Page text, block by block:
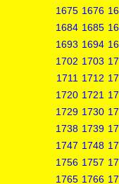
1675 1676
1684 1685
1693 1694
1702 1703
1711 1712
1720 1721
1729 1730
1738 1739
1747 1748
1756 1757
1765 1766